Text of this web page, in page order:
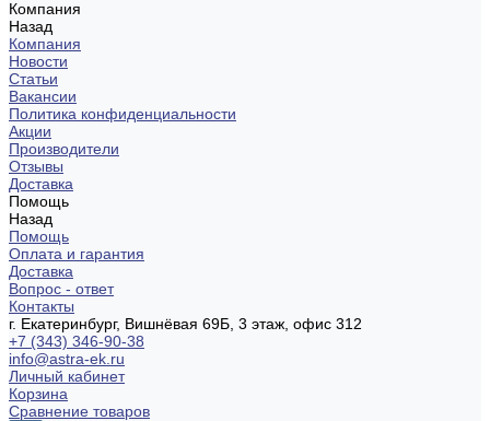
Компания
Назад
Компания
Новости
Статьи
Вакансии
Политика конфиденциальности
Акции
Производители
Отзывы
Доставка
Помощь
Назад
Помощь
Оплата и гарантия
Доставка
Вопрос - ответ
Контакты
г. Екатеринбург, Вишнёвая 69Б, 3 этаж, офис 312
+7 (343) 346-90-38
info@astra-ek.ru
Личный кабинет
Корзина
Сравнение товаров